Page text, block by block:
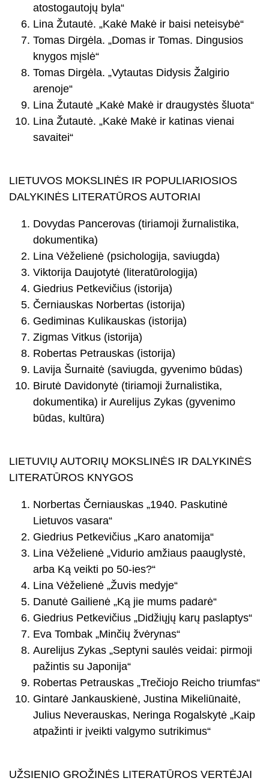
atostogautojų byla“
Lina Žutautė. „Kakė Makė ir baisi neteisybė“
Tomas Dirgėla. „Domas ir Tomas. Dingusios
knygos mįslė“
Tomas Dirgėla. „Vytautas Didysis Žalgirio
arenoje“
Lina Žutautė „Kakė Makė ir draugystės šluota“
Lina Žutautė. „Kakė Makė ir katinas vienai
savaitei“
LIETUVOS MOKSLINĖS IR POPULIARIOSIOS
DALYKINĖS LITERATŪROS AUTORIAI
Dovydas Pancerovas (tiriamoji žurnalistika,
dokumentika)
Lina Vėželienė (psichologija, saviugda)
Viktorija Daujotytė (literatūrologija)
Giedrius Petkevičius (istorija)
Černiauskas Norbertas (istorija)
Gediminas Kulikauskas (istorija)
Zigmas Vitkus (istorija)
Robertas Petrauskas (istorija)
Lavija Šurnaitė (saviugda, gyvenimo būdas)
Birutė Davidonytė (tiriamoji žurnalistika,
dokumentika) ir Aurelijus Zykas (gyvenimo
būdas, kultūra)
LIETUVIŲ AUTORIŲ MOKSLINĖS IR DALYKINĖS
LITERATŪROS KNYGOS
Norbertas Černiauskas „1940. Paskutinė
Lietuvos vasara“
Giedrius Petkevičius „Karo anatomija“
Lina Vėželienė „Vidurio amžiaus paauglystė,
arba Ką veikti po 50-ies?“
Lina Vėželienė „Žuvis medyje“
Danutė Gailienė „Ką jie mums padarė“
Giedrius Petkevičius „Didžiųjų karų paslaptys“
Eva Tombak „Minčių žvėrynas“
Aurelijus Zykas „Septyni saulės veidai: pirmoji
pažintis su Japonija“
Robertas Petrauskas „Trečiojo Reicho triumfas“
Gintarė Jankauskienė, Justina Mikeliūnaitė,
Julius Neverauskas, Neringa Rogalskytė „Kaip
atpažinti ir įveikti valgymo sutrikimus“
UŽSIENIO GROŽINĖS LITERATŪROS VERTĖJAI